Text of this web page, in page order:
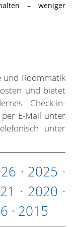
– weniger
und Roommatik
und bietet
Check-in-
E-Mail unter
unter
· 2025 ·
· 2020 ·
· 2015